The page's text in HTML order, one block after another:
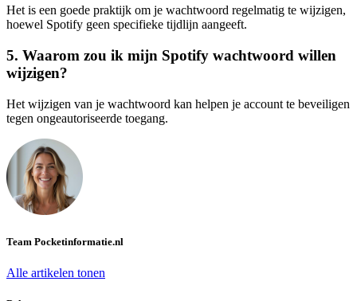
Het is een goede praktijk om je wachtwoord regelmatig te wijzigen,
hoewel Spotify geen specifieke tijdlijn aangeeft.
5. Waarom zou ik mijn Spotify wachtwoord willen
wijzigen?
Het wijzigen van je wachtwoord kan helpen je account te beveiligen
tegen ongeautoriseerde toegang.
Team Pocketinformatie.nl
Alle artikelen tonen